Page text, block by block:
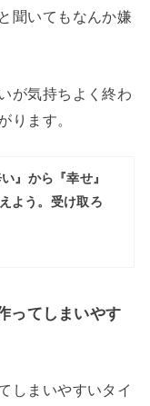
聞いてもなんか嫌
が気持ちよく終わ
ります。
い』から『幸せ』
よう。受け取ろ
ってしまいやす
しまいやすいタイ